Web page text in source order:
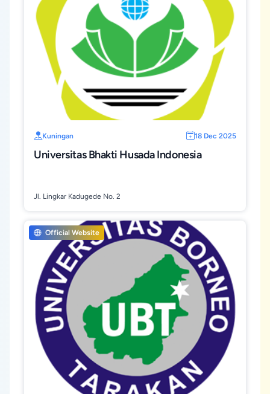
Kuningan 18 Dec 2025
Universitas Bhakti Husada Indonesia
Jl. Lingkar Kadugede No. 2
Official Website